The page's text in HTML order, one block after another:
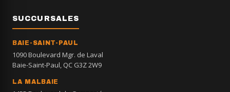
SUCCURSALES
BAIE-SAINT-PAUL
1090 Boulevard Mgr. de Laval
Baie-Saint-Paul, QC G3Z 2W9
LA MALBAIE